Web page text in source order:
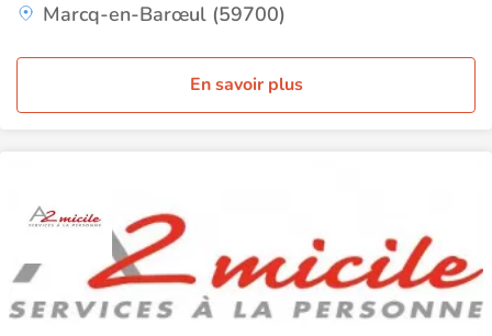
Marcq-en-Barœul (59700)
En savoir plus